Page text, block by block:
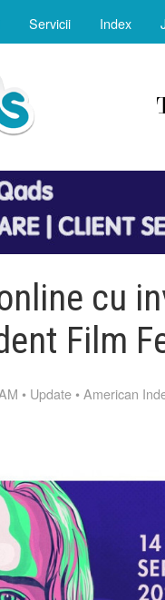
Servicii Index
cu
Film
• Update •American